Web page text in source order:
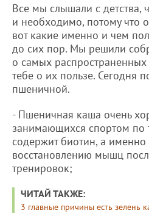
Все мы слышали с детства,
и необходимо, потому что
вот какие именно и чем
до сих пор. Мы решили
о самых распространенных
тебе о их пользе. Сегодня
пшеничной.
- Пшеничная каша очень
занимающихся спортом по
содержит биотин, а именно
восстановлению мышц
тренировок;
ЧИТАЙ ТАКЖЕ:
3 главные причины есть зелень